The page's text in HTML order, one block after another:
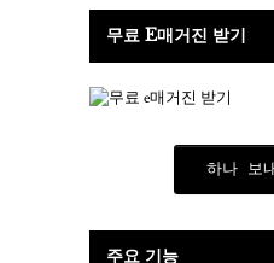
무료 E매거진 받기
하나 보
주요 기능